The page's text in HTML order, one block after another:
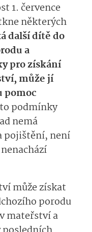
1. července
některých
další dítě do
a
pro získání
může jí
pomoc
podmínky
nemá
pojištění, není
může získat
porodu
mateřství a